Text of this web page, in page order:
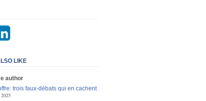
LIKE
author
trois faux-débats qui en cachent